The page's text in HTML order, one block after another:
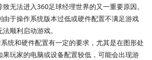
无法进入360足球经理世界的又一重要原因。
由于操作系统版本过低或硬件配置不满足游戏
顺利启动游戏。
统和硬件配置有一定的要求，尤其是在图形处
果玩家的电脑或设备配置较低，可能会出现游